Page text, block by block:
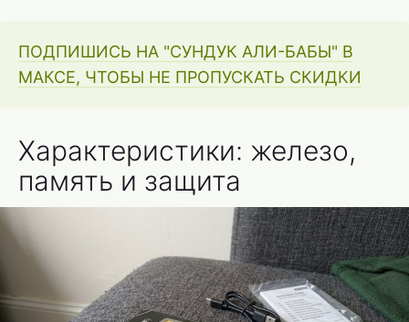
ПОДПИШИСЬ НА "СУНДУК АЛИ-БАБЫ" В
МАКСЕ, ЧТОБЫ НЕ ПРОПУСКАТЬ СКИДКИ
Характеристики: железо,
память и защита